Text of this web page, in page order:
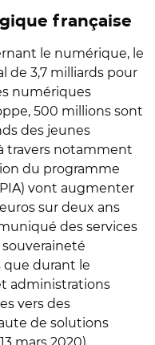
française
le numérique, le
de 3,7 milliards pour
numériques
500 millions sont
des jeunes
travers notamment
du programme
vont augmenter
sur deux ans
des services
souveraineté
que durant le
administrations
vers des
de solutions
mars 2020).